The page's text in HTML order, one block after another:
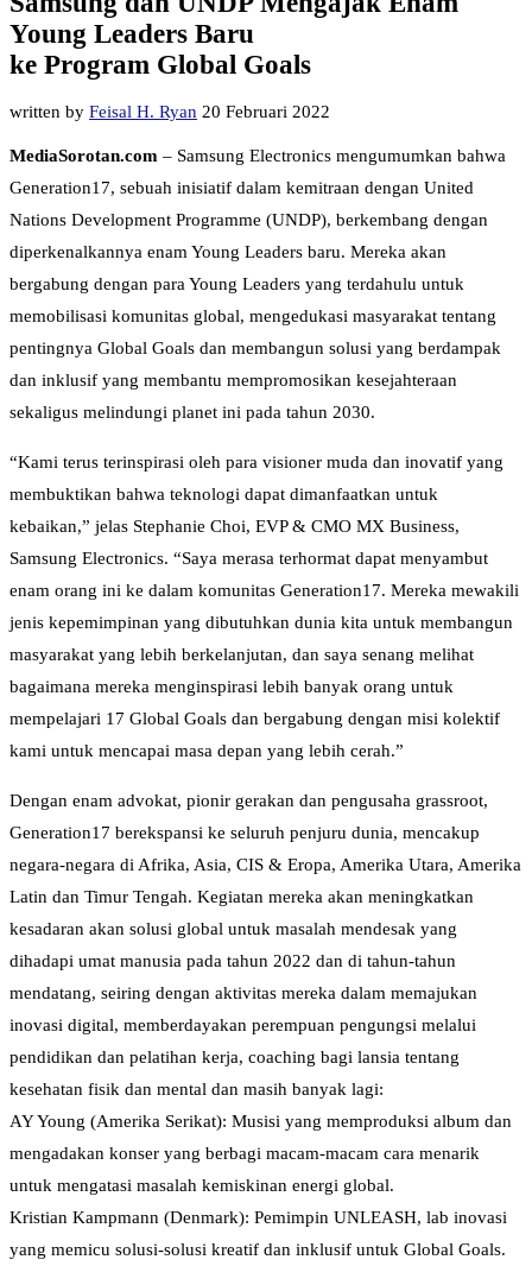
Young Leaders Baru
ke Program Global Goals
written by Feisal H. Ryan 20 Februari 2022
MediaSorotan.com – Samsung Electronics mengumumkan bahwa
Generation17, sebuah inisiatif dalam kemitraan dengan United
Nations Development Programme (UNDP), berkembang dengan
diperkenalkannya enam Young Leaders baru. Mereka akan
bergabung dengan para Young Leaders yang terdahulu untuk
memobilisasi komunitas global, mengedukasi masyarakat tentang
pentingnya Global Goals dan membangun solusi yang berdampak
dan inklusif yang membantu mempromosikan kesejahteraan
sekaligus melindungi planet ini pada tahun 2030.
“Kami terus terinspirasi oleh para visioner muda dan inovatif yang
membuktikan bahwa teknologi dapat dimanfaatkan untuk
kebaikan,” jelas Stephanie Choi, EVP & CMO MX Business,
Samsung Electronics. “Saya merasa terhormat dapat menyambut
enam orang ini ke dalam komunitas Generation17. Mereka mewakili
jenis kepemimpinan yang dibutuhkan dunia kita untuk membangun
masyarakat yang lebih berkelanjutan, dan saya senang melihat
bagaimana mereka menginspirasi lebih banyak orang untuk
mempelajari 17 Global Goals dan bergabung dengan misi kolektif
kami untuk mencapai masa depan yang lebih cerah.”
Dengan enam advokat, pionir gerakan dan pengusaha grassroot,
Generation17 berekspansi ke seluruh penjuru dunia, mencakup
negara-negara di Afrika, Asia, CIS & Eropa, Amerika Utara, Amerika
Latin dan Timur Tengah. Kegiatan mereka akan meningkatkan
kesadaran akan solusi global untuk masalah mendesak yang
dihadapi umat manusia pada tahun 2022 dan di tahun-tahun
mendatang, seiring dengan aktivitas mereka dalam memajukan
inovasi digital, memberdayakan perempuan pengungsi melalui
pendidikan dan pelatihan kerja, coaching bagi lansia tentang
kesehatan fisik dan mental dan masih banyak lagi:
AY Young (Amerika Serikat): Musisi yang memproduksi album dan
mengadakan konser yang berbagi macam-macam cara menarik
untuk mengatasi masalah kemiskinan energi global.
Kristian Kampmann (Denmark): Pemimpin UNLEASH, lab inovasi
yang memicu solusi-solusi kreatif dan inklusif untuk Global Goals.